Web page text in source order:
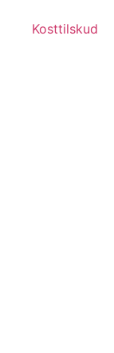
Kosttilskud